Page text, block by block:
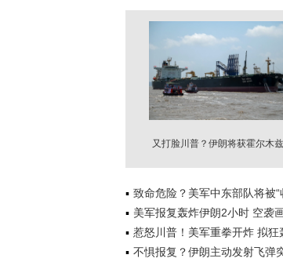
又打脸川普？伊朗将获霍尔木兹
致命危险？美军中东部队将被“
美军报复轰炸伊朗2小时 空袭
惹怒川普！美军重拳开炸 拟狂
不惧报复？伊朗主动发射飞弹